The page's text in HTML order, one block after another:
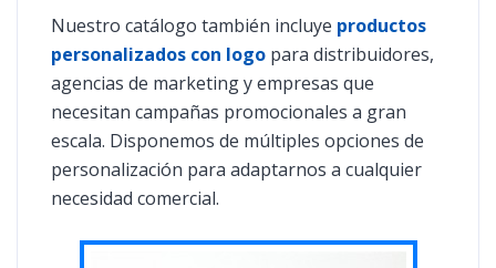
Nuestro catálogo también incluye productos
personalizados con logo para distribuidores,
agencias de marketing y empresas que
necesitan campañas promocionales a gran
escala. Disponemos de múltiples opciones de
personalización para adaptarnos a cualquier
necesidad comercial.